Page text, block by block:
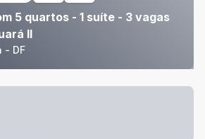
5 quartos - 1 suíte - 3 vagas
II
- DF